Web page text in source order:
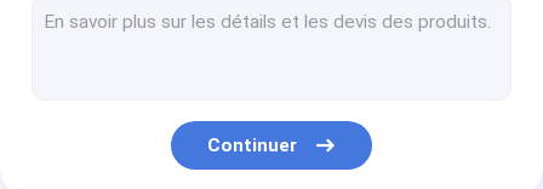
Continuer